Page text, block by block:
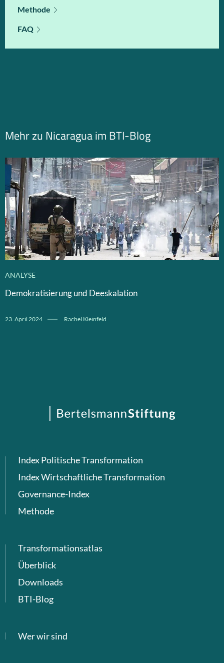
Methode
FAQ
Mehr zu Nicaragua im BTI-Blog
ANALYSE
Demokratisierung und Deeskalation
23. April 2024 Rachel Kleinfeld
Index Politische Transformation
Index Wirtschaftliche Transformation
Governance-Index
Methode
Transformationsatlas
Überblick
Downloads
BTI-Blog
Wer wir sind